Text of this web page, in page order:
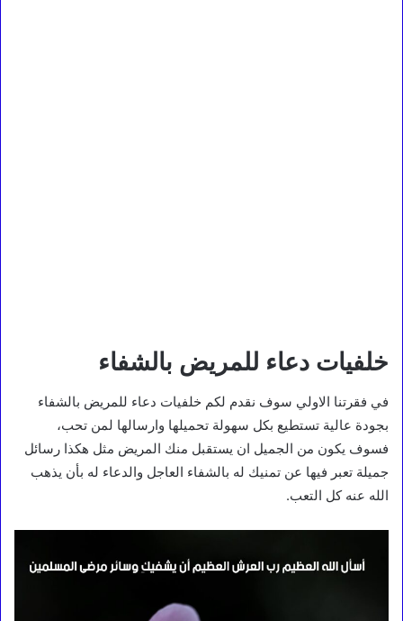
خلفيات دعاء للمريض بالشفاء
في فقرتنا الاولي سوف نقدم لكم خلفيات دعاء للمريض بالشفاء
بجودة عالية تستطيع بكل سهولة تحميلها وارسالها لمن تحب،
فسوف يكون من الجميل ان يستقبل منك المريض مثل هكذا رسائل
جميلة تعبر فيها عن تمنيك له بالشفاء العاجل والدعاء له بأن يذهب
الله عنه كل التعب.